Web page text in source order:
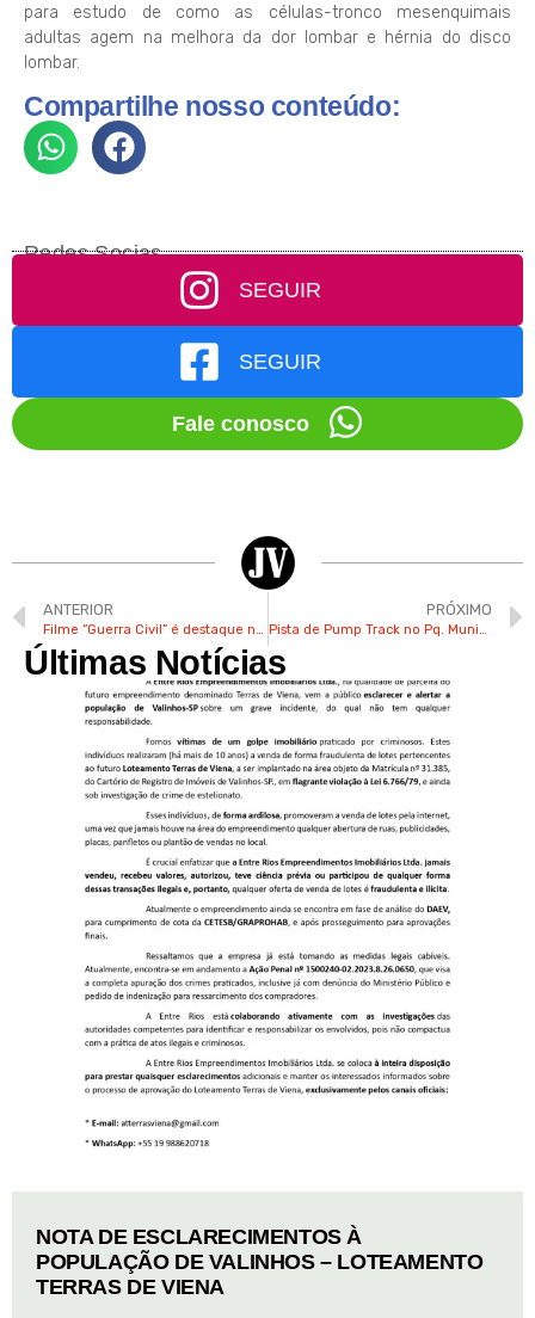
para estudo de como as células-tronco mesenquimais
adultas agem na melhora da dor lombar e hérnia do disco
lombar.
Compartilhe nosso conteúdo:
Redes Socias
SEGUIR
SEGUIR
Fale conosco
ANTERIOR
Filme “Guerra Civil” é destaque no cinema do Shopping Valinhos com ator brasileiro Wagner Moura
PRÓXIMO
Pista de Pump Track no Pq. Municipal em Valinhos será inaugurada neste sábado
Últimas Notícias
NOTA DE ESCLARECIMENTOS À
POPULAÇÃO DE VALINHOS – LOTEAMENTO
TERRAS DE VIENA